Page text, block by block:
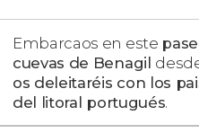
Embarcaos en este
cuevas de Benagil
os deleitaréis con los
del litoral portugués.